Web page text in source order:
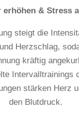
erhöhen & Stress
steigt die
Herzschlag,
kräftig
Intervalltrainings
stärken Herz
den Blutdruck.